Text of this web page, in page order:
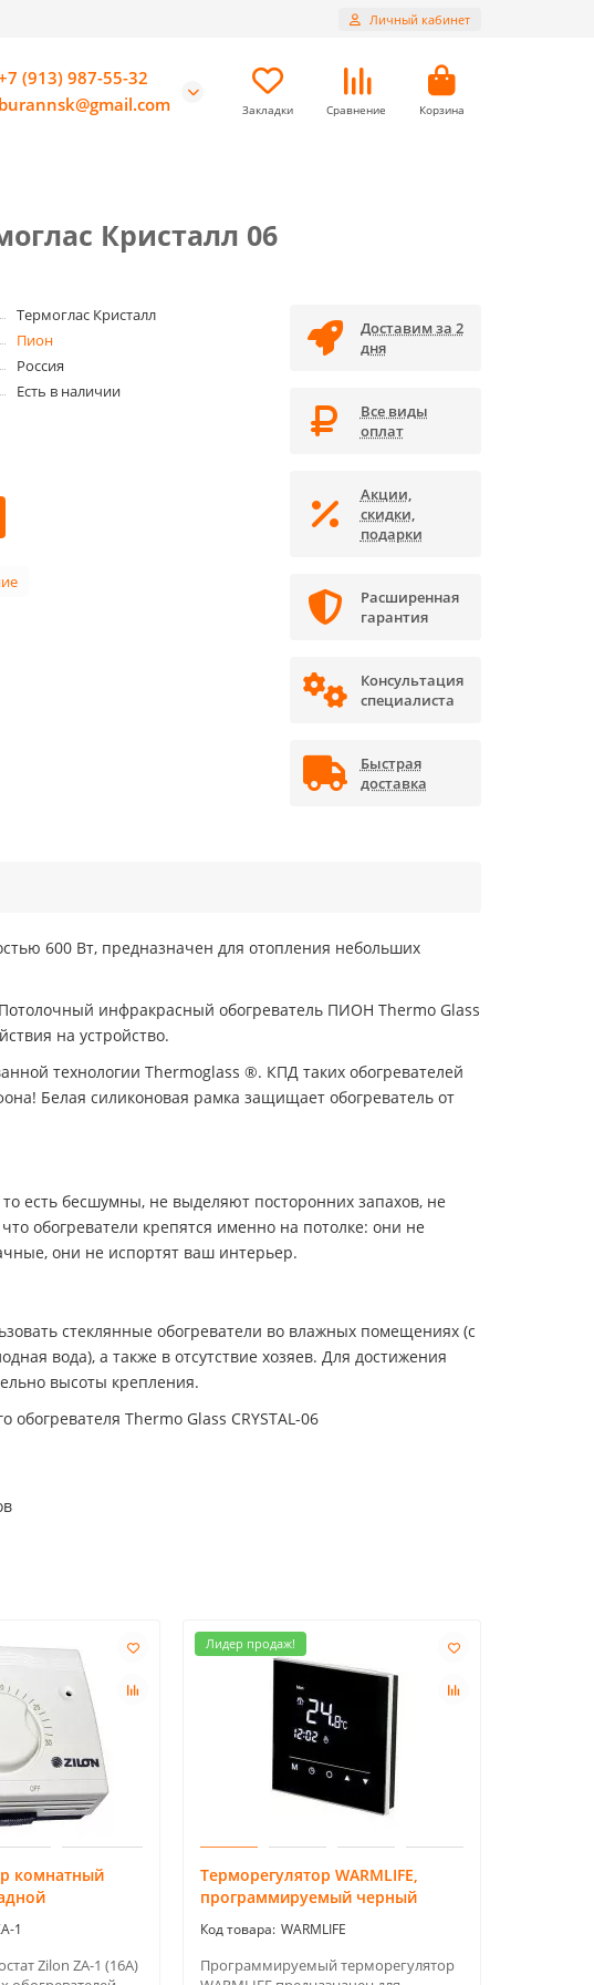
Личный кабинет
(913) 987-55-32
burannsk@gmail.com
Закладки Сравнение Корзина
Кристалл 06
Термоглас Кристалл
Пион
Россия
Есть в наличии
Доставим за 2
дня
Все виды
оплат
Акции,
скидки,
подарки
Расширенная
гарантия
Консультация
специалиста
Быстрая
доставка
600 Вт, предназначен для отопления небольших
инфракрасный обогреватель ПИОН Thermo Glass
на устройство.
технологии Thermoglass ®. КПД таких обогревателей
Белая силиконовая рамка защищает обогреватель от
есть бесшумны, не выделяют посторонних запахов, не
обогреватели крепятся именно на потолке: они не
они не испортят ваш интерьер.
стеклянные обогреватели во влажных помещениях (с
вода), а также в отсутствие хозяев. Для достижения
высоты крепления.
Thermo Glass CRYSTAL-06
комнатный
1
Zilon ZA-1 (16А)
Лидер продаж!
Терморегулятор WARMLIFE,
программируемый черный
WARMLIFE
Программируемый терморегулятор